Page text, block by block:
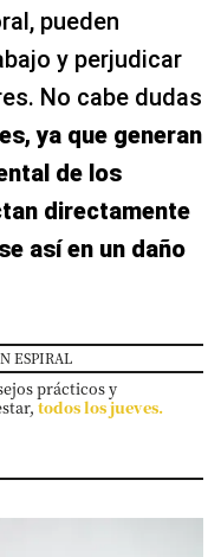
pueden
y perjudicar
No cabe dudas
ya que generan
de los
directamente
así en un daño
ESPIRAL
prácticos y
todos los jueves.